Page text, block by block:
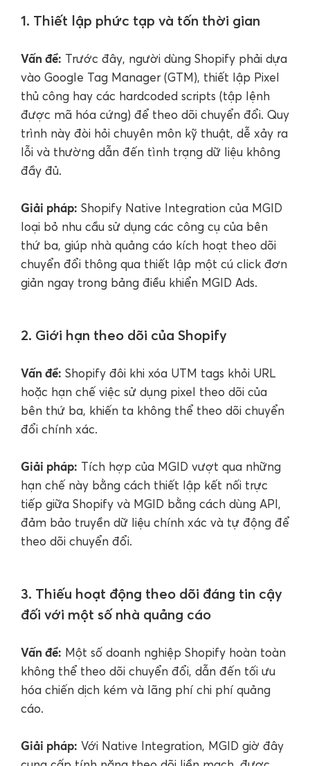
1. Thiết lập phức tạp và tốn thời gian
Vấn đề: Trước đây, người dùng Shopify phải dựa
vào Google Tag Manager (GTM), thiết lập Pixel
thủ công hay các hardcoded scripts (tập lệnh
được mã hóa cứng) để theo dõi chuyển đổi. Quy
trình này đòi hỏi chuyên môn kỹ thuật, dễ xảy ra
lỗi và thường dẫn đến tình trạng dữ liệu không
đầy đủ.
Giải pháp: Shopify Native Integration của MGID
loại bỏ nhu cầu sử dụng các công cụ của bên
thứ ba, giúp nhà quảng cáo kích hoạt theo dõi
chuyển đổi thông qua thiết lập một cú click đơn
giản ngay trong bảng điều khiển MGID Ads.
2. Giới hạn theo dõi của Shopify
Vấn đề: Shopify đôi khi xóa UTM tags khỏi URL
hoặc hạn chế việc sử dụng pixel theo dõi của
bên thứ ba, khiến ta không thể theo dõi chuyển
đổi chính xác.
Giải pháp: Tích hợp của MGID vượt qua những
hạn chế này bằng cách thiết lập kết nối trực
tiếp giữa Shopify và MGID bằng cách dùng API,
đảm bảo truyền dữ liệu chính xác và tự động để
theo dõi chuyển đổi.
3. Thiếu hoạt động theo dõi đáng tin cậy
đối với một số nhà quảng cáo
Vấn đề: Một số doanh nghiệp Shopify hoàn toàn
không thể theo dõi chuyển đổi, dẫn đến tối ưu
hóa chiến dịch kém và lãng phí chi phí quảng
cáo.
Giải pháp: Với Native Integration, MGID giờ đây